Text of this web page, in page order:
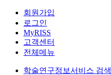
회원가입
로그인
MyRISS
고객센터
전체메뉴
학술연구정보서비스 검색